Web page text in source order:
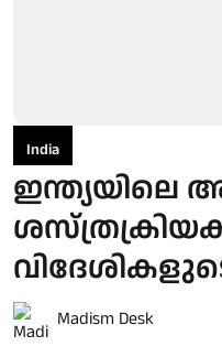
India
ഇന്ത്യയിലെ
Madism Desk